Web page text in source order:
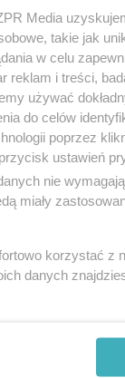
wszelkich
z
leczniczej.
Media
takie jak
w celu
reklam i treści,
używać
do celów
poprzez
ustawień
nie
miały
korzystać z
danych